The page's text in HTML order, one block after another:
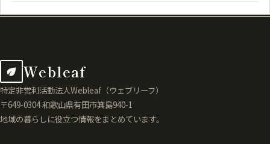
Webleaf
特定非営利活動法人Webleaf（ウェブリーフ）
〒649-0304 和歌山県有田市箕島940-1
地域の暮らしに役立つ情報をまとめています。